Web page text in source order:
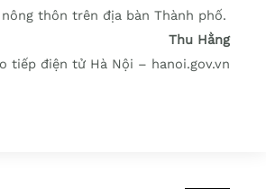
thôn trên địa bàn Thành phố.
Thu Hằng
tiếp điện tử Hà Nội – hanoi.gov.vn